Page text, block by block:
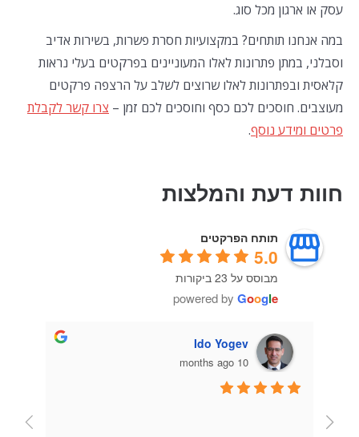
עסק או ארגון מכל סוג.
במה אנחנו תותחים? במקצועיות חסרת פשרות, בשירות אדיב
וסבלני, במתן פתרונות לאלו המעוניינים בפרקטים בעלי נראות
קלאסית ובפתרונות לאלו שרוצים לשלב על הרצפה פרקטים
מעוצבים. חוסכים לכם כסף וחוסכים לכם זמן – צרו קשר לקבלת
פרטים ומידע נוסף.
חוות דעת והמלצות
תותח הפרקטים
5.0
מבוסס על 23 ביקורות
powered by Google
Ido Yogev
10 months ago